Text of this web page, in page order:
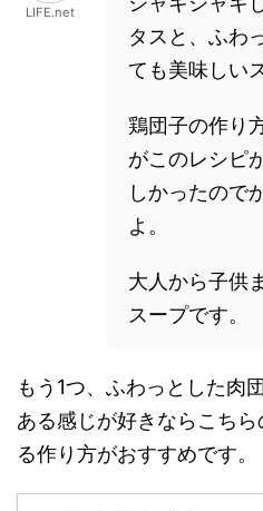
LIFE.net
タスと、ふわ
ても美味しい
鶏団子の作り
がこのレシピ
しかったので
よ。
大人から子供
スープです。
もう1つ、ふわっとした肉
ある感じが好きならこち
る作り方がおすすめです。